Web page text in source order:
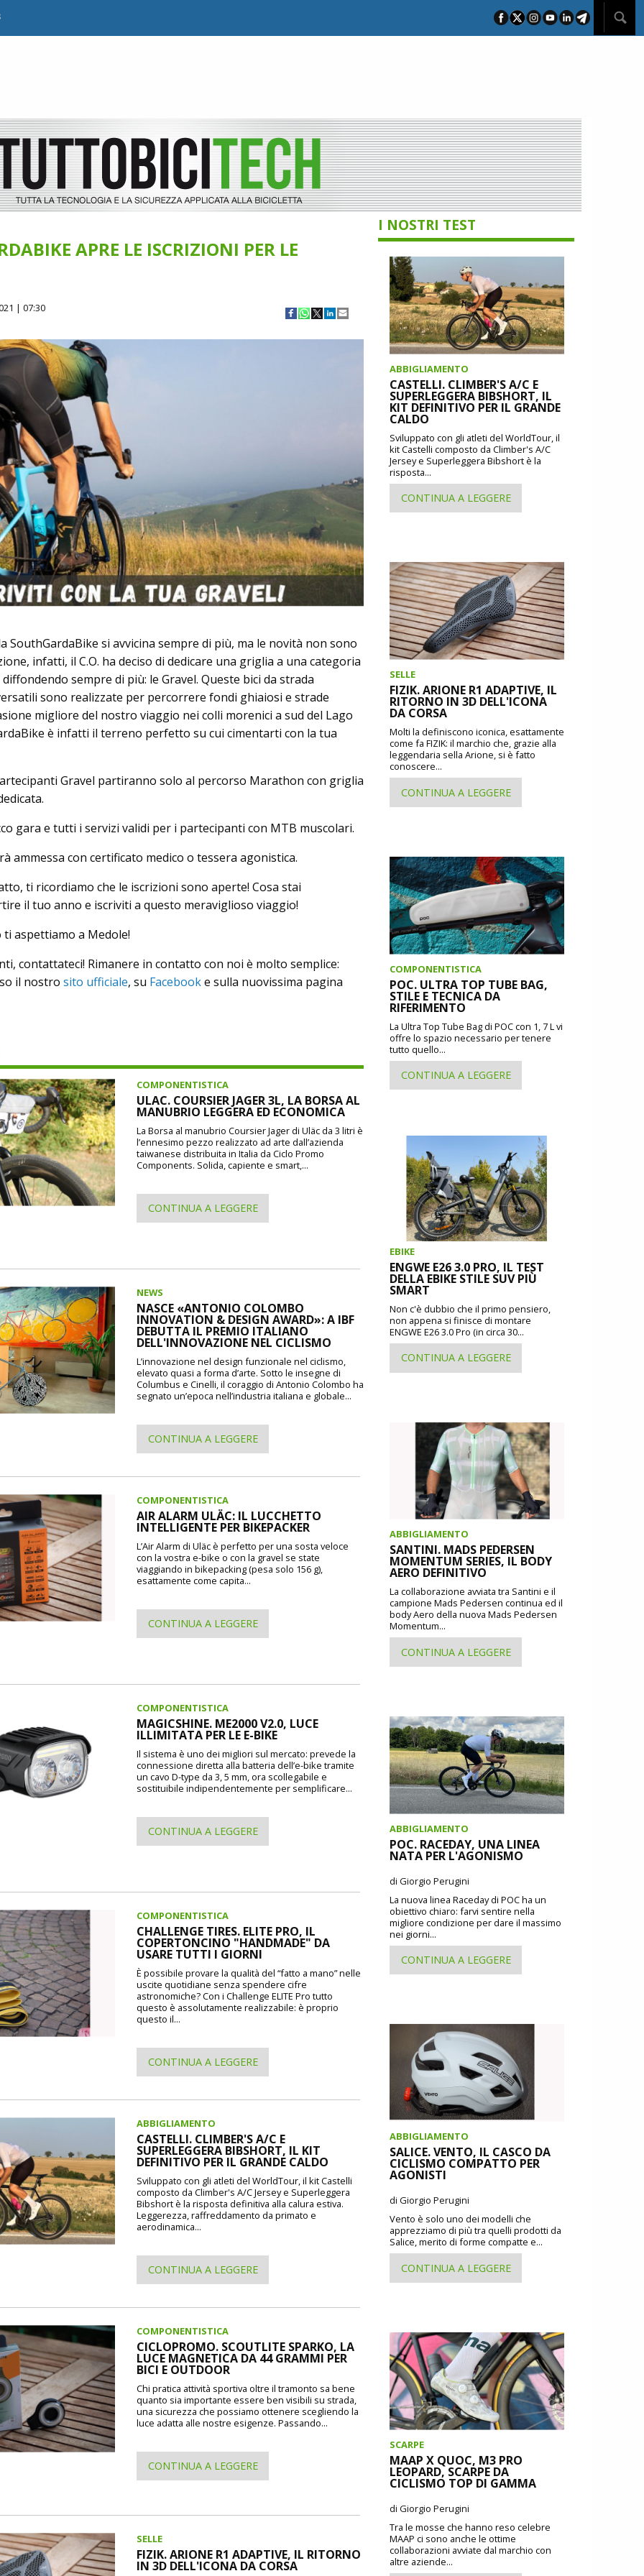
APRE LE ISCRIZIONI PER LE
| 07:30
SouthGardaBike si avvicina sempre di più, ma le novità non sono
infatti, il C.O. ha deciso di dedicare una griglia a una categoria
sempre di più: le Gravel. Queste bici da strada
sono realizzate per percorrere fondi ghiaiosi e strade
migliore del nostro viaggio nei colli morenici a sud del Lago
è infatti il terreno perfetto su cui cimentarti con la tua
Gravel partiranno solo al percorso Marathon con griglia
gara e tutti i servizi validi per i partecipanti con MTB muscolari.
ammessa con certificato medico o tessera agonistica.
ti ricordiamo che le iscrizioni sono aperte! Cosa stai
il tuo anno e iscriviti a questo meraviglioso viaggio!
aspettiamo a Medole!
contattateci! Rimanere in contatto con noi è molto semplice:
il nostro sito ufficiale, su Facebooke sulla nuovissima pagina
COMPONENTISTICA
ULAC. COURSIER JAGER 3L, LA BORSA AL
MANUBRIO LEGGERA ED ECONOMICA
La Borsa al manubrio Coursier Jager di Uläc da 3 litri è
l’ennesimo pezzo realizzato ad arte dall’azienda
taiwanese distribuita in Italia da Ciclo Promo
Components. Solida, capiente e smart,...
CONTINUA A LEGGERE
NEWS
NASCE «ANTONIO COLOMBO
INNOVATION & DESIGN AWARD»: A IBF
DEBUTTA IL PREMIO ITALIANO
DELL'INNOVAZIONE NEL CICLISMO
L’innovazione nel design funzionale nel ciclismo,
elevato quasi a forma d’arte. Sotto le insegne di
Columbus e Cinelli, il coraggio di Antonio Colombo ha
segnato un’epoca nell’industria italiana e globale...
CONTINUA A LEGGERE
COMPONENTISTICA
AIR ALARM ULÄC: IL LUCCHETTO
INTELLIGENTE PER BIKEPACKER
L’Air Alarm di Uläc è perfetto per una sosta veloce
con la vostra e-bike o con la gravel se state
viaggiando in bikepacking (pesa solo 156 g),
esattamente come capita...
CONTINUA A LEGGERE
COMPONENTISTICA
MAGICSHINE. ME2000 V2.0, LUCE
ILLIMITATA PER LE E-BIKE
Il sistema è uno dei migliori sul mercato: prevede la
connessione diretta alla batteria dell’e-bike tramite
un cavo D-type da 3, 5 mm, ora scollegabile e
sostituibile indipendentemente per semplificare...
CONTINUA A LEGGERE
COMPONENTISTICA
CHALLENGE TIRES. ELITE PRO, IL
COPERTONCINO "HANDMADE" DA
USARE TUTTI I GIORNI
È possibile provare la qualità del “fatto a mano” nelle
uscite quotidiane senza spendere cifre
astronomiche? Con i Challenge ELITE Pro tutto
questo è assolutamente realizzabile: è proprio
questo il...
CONTINUA A LEGGERE
ABBIGLIAMENTO
CASTELLI. CLIMBER'S A/C E
SUPERLEGGERA BIBSHORT, IL KIT
DEFINITIVO PER IL GRANDE CALDO
Sviluppato con gli atleti del WorldTour, il kit Castelli
composto da Climber's A/C Jersey e Superleggera
Bibshort è la risposta definitiva alla calura estiva.
Leggerezza, raffreddamento da primato e
aerodinamica...
CONTINUA A LEGGERE
COMPONENTISTICA
CICLOPROMO. SCOUTLITE SPARKO, LA
LUCE MAGNETICA DA 44 GRAMMI PER
BICI E OUTDOOR
Chi pratica attività sportiva oltre il tramonto sa bene
quanto sia importante essere ben visibili su strada,
una sicurezza che possiamo ottenere scegliendo la
luce adatta alle nostre esigenze. Passando...
CONTINUA A LEGGERE
SELLE
FIZIK. ARIONE R1 ADAPTIVE, IL RITORNO
IN 3D DELL'ICONA DA CORSA
I NOSTRI TEST
ABBIGLIAMENTO
CASTELLI. CLIMBER'S A/C E
SUPERLEGGERA BIBSHORT, IL
KIT DEFINITIVO PER IL GRANDE
CALDO
Sviluppato con gli atleti del WorldTour, il
kit Castelli composto da Climber's A/C
Jersey e Superleggera Bibshort è la
risposta...
CONTINUA A LEGGERE
SELLE
FIZIK. ARIONE R1 ADAPTIVE, IL
RITORNO IN 3D DELL'ICONA
DA CORSA
Molti la definiscono iconica, esattamente
come fa FIZIK: il marchio che, grazie alla
leggendaria sella Arione, si è fatto
conoscere...
CONTINUA A LEGGERE
COMPONENTISTICA
POC. ULTRA TOP TUBE BAG,
STILE E TECNICA DA
RIFERIMENTO
La Ultra Top Tube Bag di POC con 1, 7 L vi
offre lo spazio necessario per tenere
tutto quello...
CONTINUA A LEGGERE
EBIKE
ENGWE E26 3.0 PRO, IL TEST
DELLA EBIKE STILE SUV PIÙ
SMART
Non c'è dubbio che il primo pensiero,
non appena si finisce di montare
ENGWE E26 3.0 Pro (in circa 30...
CONTINUA A LEGGERE
ABBIGLIAMENTO
SANTINI. MADS PEDERSEN
MOMENTUM SERIES, IL BODY
AERO DEFINITIVO
La collaborazione avviata tra Santini e il
campione Mads Pedersen continua ed il
body Aero della nuova Mads Pedersen
Momentum...
CONTINUA A LEGGERE
ABBIGLIAMENTO
POC. RACEDAY, UNA LINEA
NATA PER L'AGONISMO
di Giorgio Perugini
La nuova linea Raceday di POC ha un
obiettivo chiaro: farvi sentire nella
migliore condizione per dare il massimo
nei giorni...
CONTINUA A LEGGERE
ABBIGLIAMENTO
SALICE. VENTO, IL CASCO DA
CICLISMO COMPATTO PER
AGONISTI
di Giorgio Perugini
Vento è solo uno dei modelli che
apprezziamo di più tra quelli prodotti da
Salice, merito di forme compatte e...
CONTINUA A LEGGERE
SCARPE
MAAP X QUOC, M3 PRO
LEOPARD, SCARPE DA
CICLISMO TOP DI GAMMA
di Giorgio Perugini
Tra le mosse che hanno reso celebre
MAAP ci sono anche le ottime
collaborazioni avviate dal marchio con
altre aziende...